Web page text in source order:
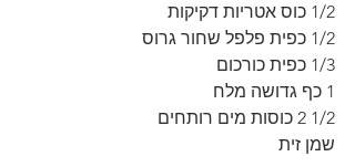
1/2 כוס אטריות דקיקות
1/2 כפית פלפל שחור גרוס
1/3 כפית כורכום
1 כף גדושה מלח
1/2 2 כוסות מים רותחים
שמן זית